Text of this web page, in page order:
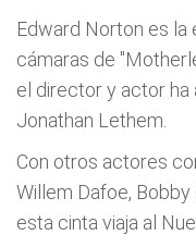
Edward Norton es
cámaras de
el director y actor ha
Jonathan Lethem.
Con otros actores
Willem Dafoe, Bobby
esta cinta viaja al